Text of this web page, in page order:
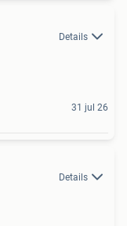
Details
31 jul 26
Details